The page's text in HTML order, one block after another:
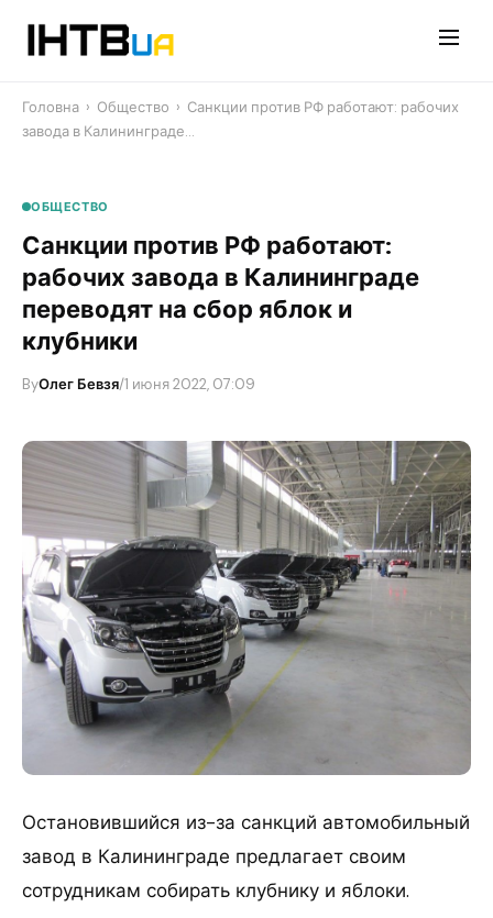
Головна › Общество › Санкции против РФ работают: рабочих
завода в Калининграде…
ОБЩЕСТВО
Санкции против РФ работают:
рабочих завода в Калининграде
переводят на сбор яблок и
клубники
ByОлег Бевзя/1 июня 2022, 07:09
Остановившийся из-за санкций автомобильный
завод в Калининграде предлагает своим
сотрудникам собирать клубнику и яблоки.